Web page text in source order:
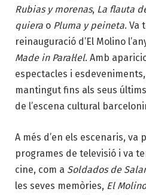
Rubias y morenas, La flauta
quiera o Pluma y peineta. Va
reinauguració d’El Molino
Made in Paral·lel. Amb
espectacles i
mantingut fins als seus
de l’escena cultural
A més d’en els escenaris,
programes de televisió i va
cine, com a Soldados de
les seves memòries, El